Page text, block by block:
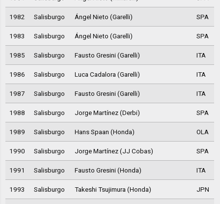
1982 Salisburgo Ángel Nieto (Garelli) SPA
1983 Salisburgo Ángel Nieto (Garelli) SPA
1985 Salisburgo Fausto Gresini (Garelli) ITA
1986 Salisburgo Luca Cadalora (Garelli) ITA
1987 Salisburgo Fausto Gresini (Garelli) ITA
1988 Salisburgo Jorge Martínez (Derbi) SPA
1989 Salisburgo Hans Spaan (Honda) OLA
1990 Salisburgo Jorge Martínez (JJ Cobas) SPA
1991 Salisburgo Fausto Gresini (Honda) ITA
1993 Salisburgo Takeshi Tsujimura (Honda) JPN